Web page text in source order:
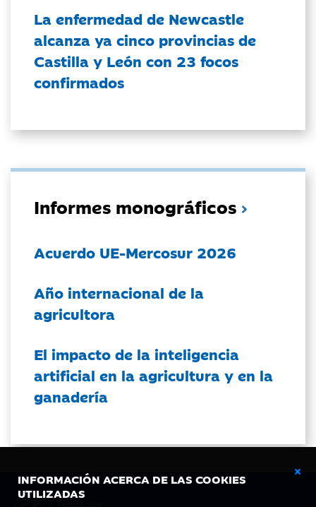
INFORMACIÓN ACERCA DE LAS COOKIES
UTILIZADAS
La enfermedad de Newcastle
alcanza ya cinco provincias de
Castilla y León con 23 focos
confirmados
Informes monográficos
Acuerdo UE-Mercosur 2026
Año internacional de la
agricultora
El impacto de la inteligencia
artificial en la agricultura y en la
ganadería